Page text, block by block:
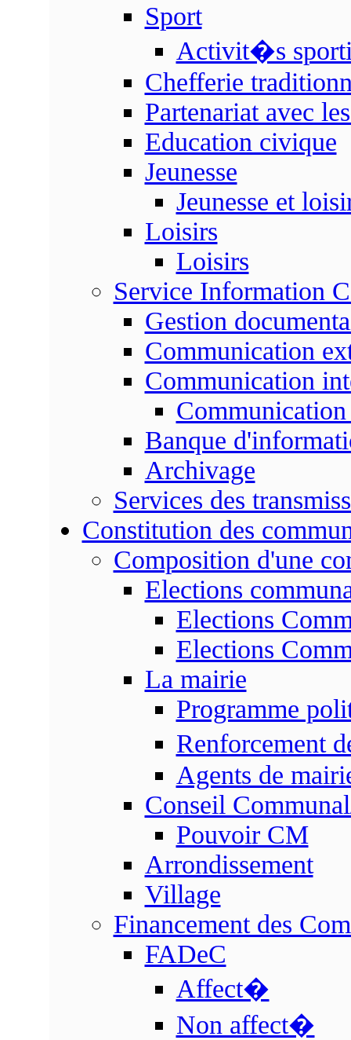
Sport
Activit�s
Chefferie
Partenariat avec
Education civique
Jeunesse
Jeunesse et
Loisirs
Loisirs
Service Information
Gestion
Communication
Communication
Communication
Banque
Archivage
Services des
Constitution des
Composition d'une
Elections
Elections
Elections
La mairie
Programme
Renforcement
Agents de
Conseil
Pouvoir CM
Arrondissement
Village
Financement des
FADeC
Affect�
Non affect�